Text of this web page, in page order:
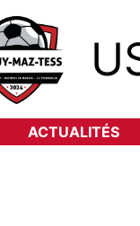
ACTUALITÉS